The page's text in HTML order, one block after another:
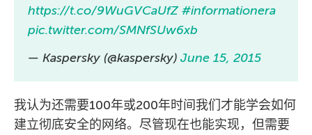
https://t.co/9WuGVCaUfZ #informationera
pic.twitter.com/SMNfSUw6xb
— Kaspersky (@kaspersky) June 15, 2015
我认为还需要100年或200年时间我们才能学会如何
建立彻底安全的网络。尽管现在也能实现，但需要